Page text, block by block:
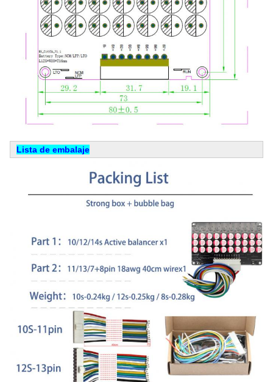
Lista de embalaje